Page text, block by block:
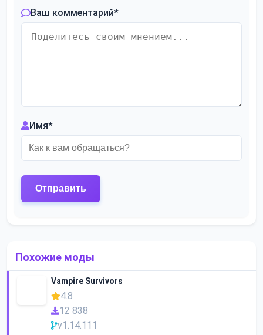
Ваш комментарий*
Имя*
Похожие моды
Vampire Survivors
4.8
12 838
v1.14.111